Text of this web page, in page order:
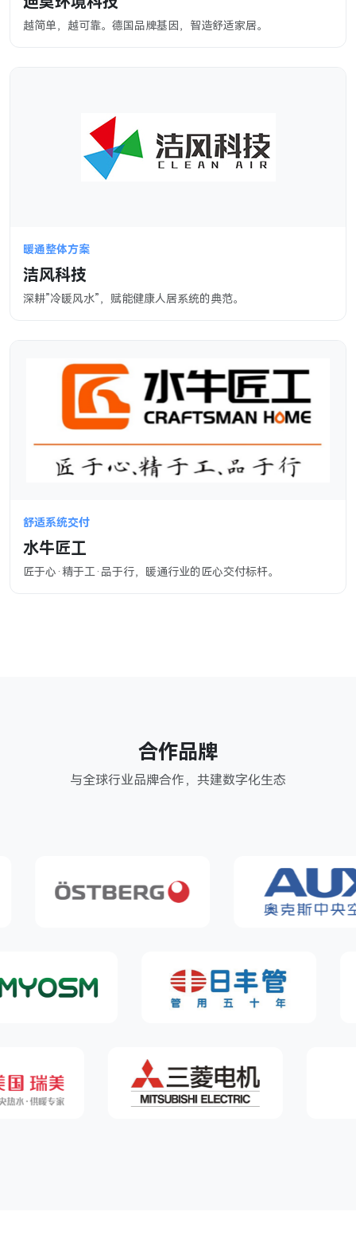
越简单，越可靠。德国品牌基因，智造舒适家居。
暖通整体方案
洁风科技
深耕”冷暖风水”，赋能健康人居系统的典范。
舒适系统交付
水牛匠工
匠于心·精于工·品于行，暖通行业的匠心交付标杆。
合作品牌
与全球行业品牌合作，共建数字化生态